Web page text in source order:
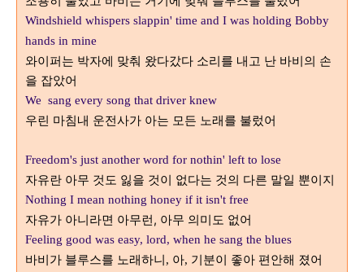
Windshield whispers slappin' time and I was holding Bobby
hands in mine
와이퍼는 박자에 맞춰 왔다갔다 소리를 내고 난 바비의 손
을 잡았어
We sang every song that driver knew
우린 마침내 운전사가 아는 모든 노래를 불렀어
Freedom's just another word for nothin' left to lose
자유란 아무 것도 잃을 것이 없다는 것의 다른 말일 뿐이지
Nothing I mean nothing honey if it isn't free
자유가 아니라면 아무런, 아무 의미도 없어
Feeling good was easy, lord, when he sang the blues
바비가 블루스를 노래하니, 아, 기분이 좋아 편안해 졌어